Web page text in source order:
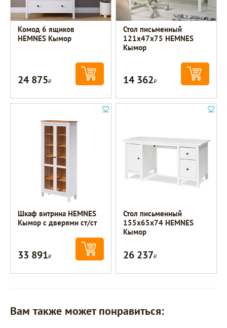
Комод 6 ящиков
HEMNES Кымор
24 875Р
Стол письменный
121х47х75 HEMNES
Кымор
14 362Р
Шкаф витрина HEMNES
Кымор с дверями ст/ст
33 891Р
Стол письменный
155х65х74 HEMNES
Кымор
26 237Р
Вам также может понравиться: